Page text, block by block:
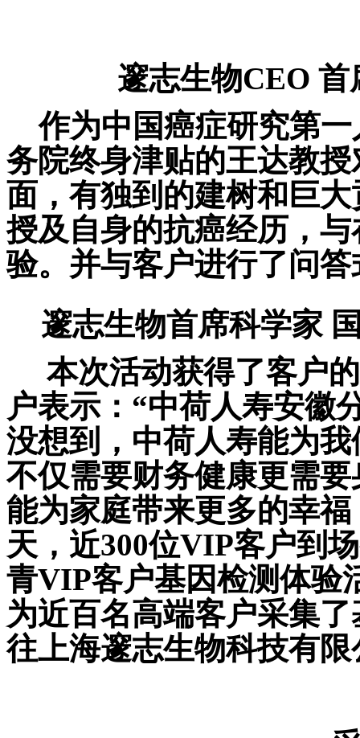
邃志生物CEO 首
作为中国癌症研究第
务院终身津贴的王达教
面，有独到的建树和巨
授及自身的抗癌经历，
验。并与客户进行了问
邃志生物首席科学家
本次活动获得了客户
户表示：“中荷人寿安徽
没想到，中荷人寿能为
不仅需要财务健康更需
能为家庭带来更多的幸
天，近300位VIP客户到
青VIP客户基因检测体验
为近百名高端客户采集
往上海邃志生物科技有